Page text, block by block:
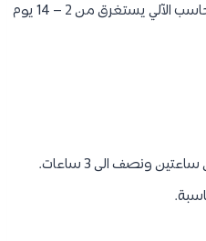
اختبار كفايات اللغة الإنجليزية على الحاسب الآلي يستغرق من 2 – 14 يوم
ونصف الى 3 ساعات.